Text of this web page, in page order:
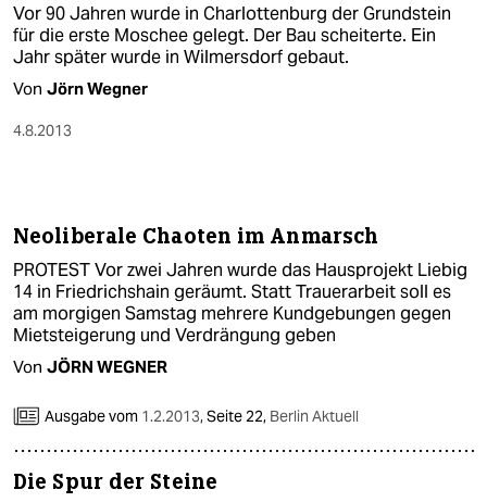
wahrheit
verlag
verlag
shop
fragen & hilfe
unterstützen
Vor 90 Jahren wurde in Charlottenburg der Grundstein
für die erste Moschee gelegt. Der Bau scheiterte. Ein
Jahr später wurde in Wilmersdorf gebaut.
Von Jörn Wegner
4.8.2013
Neoliberale Chaoten im Anmarsch
PROTEST Vor zwei Jahren wurde das Hausprojekt Liebig
14 in Friedrichshain geräumt. Statt Trauerarbeit soll es
am morgigen Samstag mehrere Kundgebungen gegen
Mietsteigerung und Verdrängung geben
Von JÖRN WEGNER
Ausgabe vom 1.2.2013,Seite 22, Berlin Aktuell
Die Spur der Steine